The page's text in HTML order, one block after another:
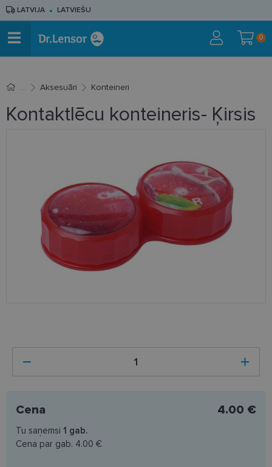
LATVIJA LATVIEŠU
0
Aksesuāri Konteineri
Kontaktlēcu konteineris- Ķirsis
Cena 4.00 €
Tu saņemsi 1 gab.
Cena par gab. 4.00 €